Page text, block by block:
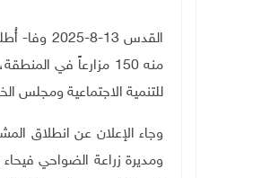
القدس
منه 150 مزارعاً في
للتنمية الاجتماعية ومجلس
وجاء الإعلان عن انطلاق
ومديرة زراعة الضواحي